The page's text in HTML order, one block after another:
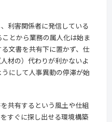
利害関係者に発信している
とから業務の属人化は始ま
文書を共有下に置かず、仕
材の）代わりが利かないよ
にして人事異動の停滞が始
共有するという風土や仕組
すぐに探し出せる環境構築